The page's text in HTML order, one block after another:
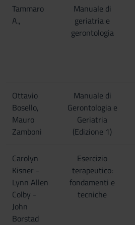
Tammaro
A.,
Manuale di
geriatria e
gerontologia
Ottavio
Bosello,
Mauro
Zamboni
Manuale di
Gerontologia e
Geriatria
(Edizione 1)
Carolyn
Kisner -
Lynn Allen
Colby -
John
Borstad
Esercizio
terapeutico:
fondamenti e
tecniche